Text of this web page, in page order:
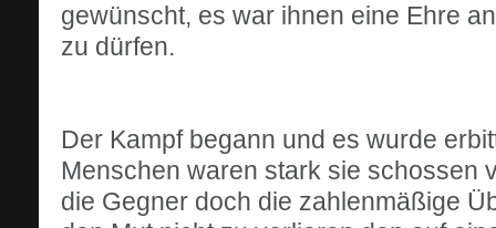
gewünscht, es war ihnen eine Ehre
zu dürfen.
Der Kampf begann und es wurde
Menschen waren stark sie schossen
die Gegner doch die zahlenmäßige